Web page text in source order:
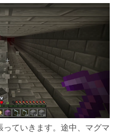
ていきます。途中、マグマ